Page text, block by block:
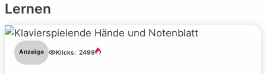
Lernen
Anzeige Klicks: 2499